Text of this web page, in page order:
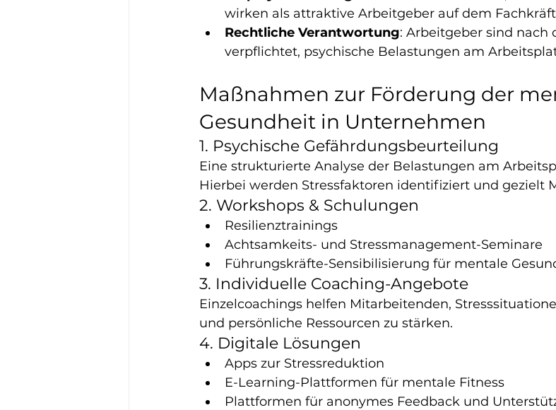
wirken als attraktive Arbeitgeber auf dem
Rechtliche Verantwortung: Arbeitgeber sind nach
verpflichtet, psychische Belastungen am
Maßnahmen zur Förderung der
Gesundheit in Unternehmen
1. Psychische Gefährdungsbeurteilung
Eine strukturierte Analyse der Belastungen am
Hierbei werden Stressfaktoren identifiziert und gezielt
2. Workshops & Schulungen
Resilienztrainings
Achtsamkeits- und Stressmanagement-Seminare
Führungskräfte-Sensibilisierung für mentale
3. Individuelle Coaching-Angebote
Einzelcoachings helfen Mitarbeitenden,
und persönliche Ressourcen zu stärken.
4. Digitale Lösungen
Apps zur Stressreduktion
E-Learning-Plattformen für mentale Fitness
Plattformen für anonymes Feedback und